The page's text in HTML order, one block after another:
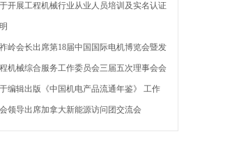
开展工程机械行业从业人员培训及实名认证
的通知
岭会长出席第18届中国国际电机博览会暨发
坛
机械综合服务工作委员会三届五次理事会会
郑州召开
编辑出版《中国机电产品流通年鉴》 工作
知
领导出席加拿大新能源访问团交流会